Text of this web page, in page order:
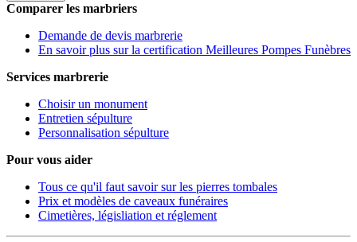
Comparer les marbriers
Demande de devis marbrerie
En savoir plus sur la certification Meilleures Pompes Funèbres
Services marbrerie
Choisir un monument
Entretien sépulture
Personnalisation sépulture
Pour vous aider
Tous ce qu'il faut savoir sur les pierres tombales
Prix et modèles de caveaux funéraires
Cimetières, législiation et réglement